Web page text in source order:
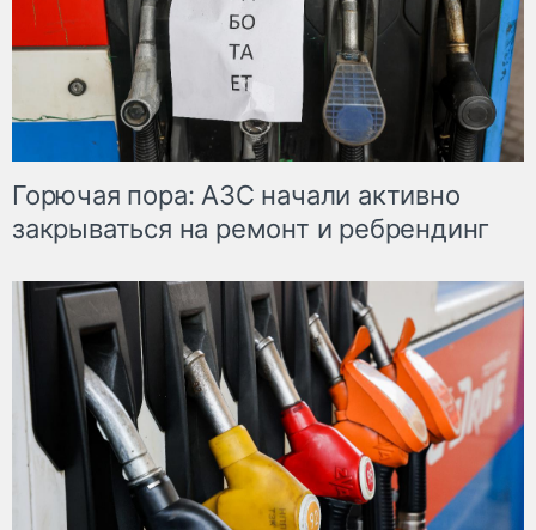
Горючая пора: АЗС начали активно
закрываться на ремонт и ребрендинг